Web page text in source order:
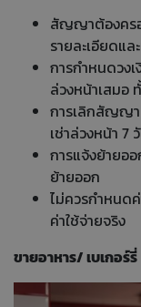
สัญญาต้องคร
รายละเอียดแล
การกำหนดวง
ล่วงหน้าเสมอ
การเลิกสัญญ
เช่าล่วงหน้า 7
การแจ้งย้ายอ
ย้ายออก
ไม่ควรกำหนด
ค่าใช้จ่ายจริง
ขายอาหาร/ เบเกอร์รี่